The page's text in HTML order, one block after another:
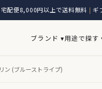
配便8,000円以上で送料無料 | ギ
ブランド ▾用途で探す
ン (ブルーストライプ)